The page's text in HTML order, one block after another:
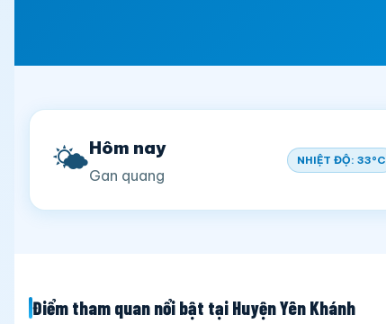
🌤️Hôm nay
Gan quang
NHIỆT ĐỘ: 33°C
Điểm tham quan nổi bật tại Huyện Yên Khánh